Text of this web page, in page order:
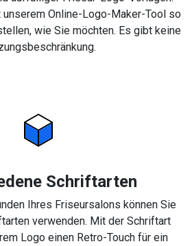
unserem Online-Logo-Maker-Tool so
wie Sie möchten. Es gibt keine
Schriftarten
Ihres Friseursalons können Sie
verwenden. Mit der Schriftart
Logo einen Retro-Touch für ein